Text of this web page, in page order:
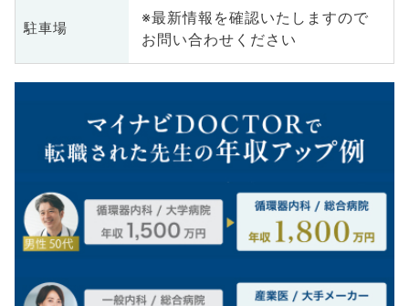
駐車場
※最新情報を確認いたしますので
お問い合わせください